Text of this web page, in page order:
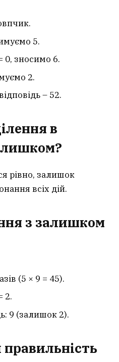
5.
0, зносимо 6.
2.
– 52.
в
рівно, залишок
всіх дій.
з залишком
(5 × 9 = 45).
2.
9 (залишок 2).